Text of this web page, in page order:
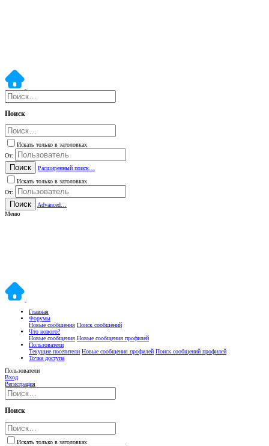
Поиск
Искать только в заголовках
От:
Поиск
Расширенный поиск…
Искать только в заголовках
От:
Поиск
Advanced…
Меню
Главная
Форумы
Новые сообщения Поиск сообщений
Что нового?
Новые сообщения Новые сообщения профилей
Пользователи
Текущие посетители Новые сообщения профилей Поиск сообщений профилей
Точка доступа
Пользователи
Вход
Регистрация
Поиск
Искать только в заголовках